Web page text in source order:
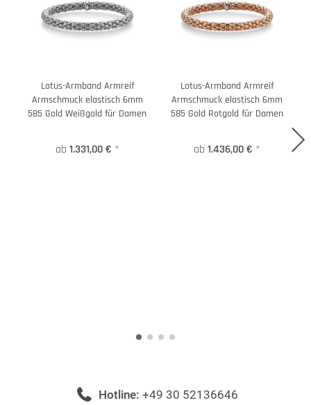
Lotus-Armband Armreif
Armschmuck elastisch 6mm
585 Gold Weißgold für Damen
ab 1.331,00 € *
Lotus-Armband Armreif
Armschmuck elastisch 6mm
585 Gold Rotgold für Damen
ab 1.436,00 € *
Hotline: +49 30 52136646